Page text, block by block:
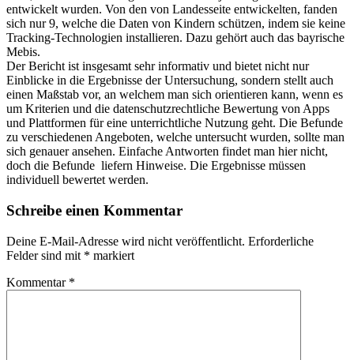
entwickelt wurden. Von den von Landesseite entwickelten, fanden
sich nur 9, welche die Daten von Kindern schützen, indem sie keine
Tracking-Technologien installieren. Dazu gehört auch das bayrische
Mebis.
Der Bericht ist insgesamt sehr informativ und bietet nicht nur
Einblicke in die Ergebnisse der Untersuchung, sondern stellt auch
einen Maßstab vor, an welchem man sich orientieren kann, wenn es
um Kriterien und die datenschutzrechtliche Bewertung von Apps
und Plattformen für eine unterrichtliche Nutzung geht. Die Befunde
zu verschiedenen Angeboten, welche untersucht wurden, sollte man
sich genauer ansehen. Einfache Antworten findet man hier nicht,
doch die Befunde liefern Hinweise. Die Ergebnisse müssen
individuell bewertet werden.
Schreibe einen Kommentar
Deine E-Mail-Adresse wird nicht veröffentlicht. Erforderliche
Felder sind mit * markiert
Kommentar *